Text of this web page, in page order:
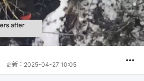
更新： 2025-04-27 10:05